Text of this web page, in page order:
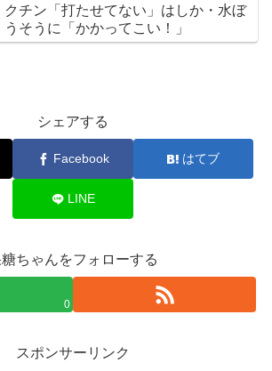
クチン「打たせてない」はしか・水ぼ
うそうに「かかってこい！」
シェアする
Facebook はてブ
LINE
ちゃんをフォローする
0
スポンサーリンク